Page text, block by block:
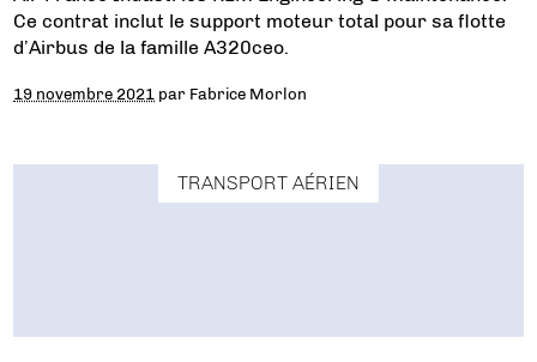
Ce contrat inclut le support moteur total pour sa flotte
d’Airbus de la famille A320ceo.
19 novembre 2021 par Fabrice Morlon
TRANSPORT AÉRIEN